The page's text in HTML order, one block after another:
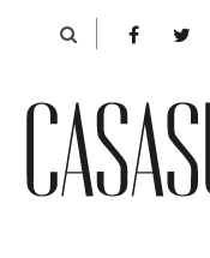
*Para finalizar sua compra
*Senha:
entrar usando o facebook